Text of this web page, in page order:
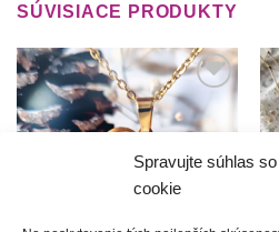
Spravujte súhlas
cookie
SÚVISIACE PRODUKTY
Túto
krasotinku
si prosím